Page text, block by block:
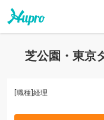
芝公園・東京
[職種]経理